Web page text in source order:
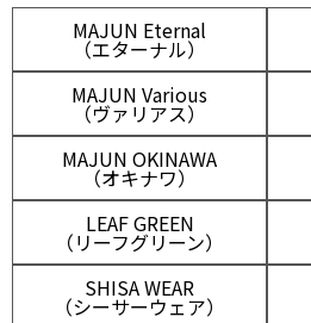
MAJUN Eternal
（エターナル）
MAJUN Various
（ヴァリアス）
MAJUN OKINAWA
（オキナワ）
LEAF GREEN
（リーフグリーン）
SHISA WEAR
（シーサーウェア）